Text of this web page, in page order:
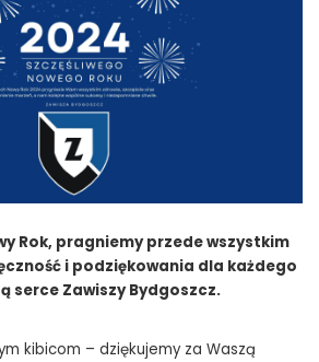
Rok, pragniemy przede wszystkim
i podziękowania dla każdego
serce Zawiszy Bydgoszcz.
kibicom – dziękujemy za Waszą